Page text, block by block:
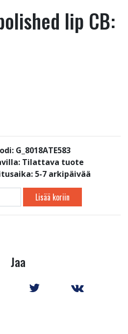
lip CB:
G_8018ATE583
Tilattava tuote
5-7 arkipäivää
Lisää koriin
Jaa